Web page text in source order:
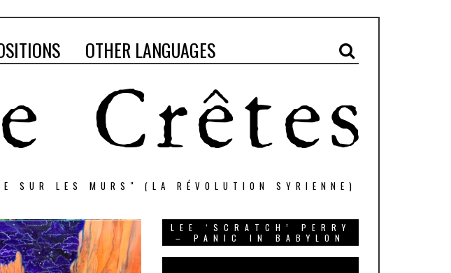
OTHER LANGUAGES
LES MURS" (LA RÉVOLUTION SYRIENNE)
LEE ‘SCRATCH’ PERRY
– PANIC IN BABYLON